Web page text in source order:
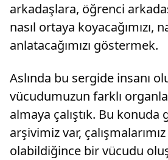
arkadaşlara, öğrenci
nasıl ortaya koyacağımızı,
anlatacağımızı göstermek.
Aslında bu sergide insanı
vücudumuzun farklı
almaya çalıştık. Bu
arşivimiz var,
olabildiğince bir vücudu